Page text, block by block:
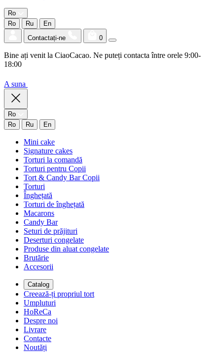
Ro
Ro
Ru
En
Contactați-ne
0
Bine ați venit la CiaoCacao. Ne puteți contacta între orele 9:00-
18:00
A suna
Ro
Ro
Ru En
Mini cake
Signature cakes
Torturi la comandă
Torturi pentru Copii
Tort & Candy Bar Copii
Torturi
Înghețată
Torturi de înghețată
Macarons
Candy Bar
Seturi de prăjituri
Deserturi congelate
Produse din aluat congelate
Brutărie
Accesorii
Catalog
Creează-ți propriul tort
Umpluturi
HoReCa
Despre noi
Livrare
Contacte
Noutăți